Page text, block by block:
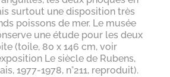
surtout une disposition très
poissons de mer. Le musée
une étude pour les deux
(toile, 80 x 146 cm, voir
Le siècle de Rubens,
1977-1978, n°211, reproduit).